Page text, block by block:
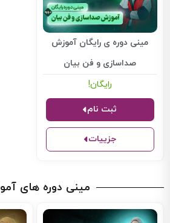
مینی دوره ی رایگان آموزش
صداسازی و فن بیان
رایگان!
جزییات
ثبت نام
مینی دوره های